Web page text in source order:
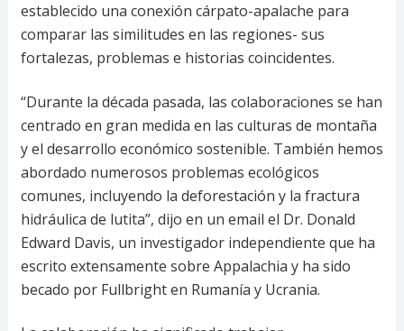
establecido una conexión cárpato-apalache para
comparar las similitudes en las regiones- sus
fortalezas, problemas e historias coincidentes.
“Durante la década pasada, las colaboraciones se han
centrado en gran medida en las culturas de montaña
y el desarrollo económico sostenible. También hemos
abordado numerosos problemas ecológicos
comunes, incluyendo la deforestación y la fractura
hidráulica de lutita”, dijo en un email el Dr. Donald
Edward Davis, un investigador independiente que ha
escrito extensamente sobre Appalachia y ha sido
becado por Fullbright en Rumanía y Ucrania.